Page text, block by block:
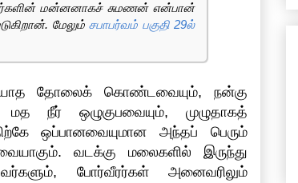
மன்னனாகச் சுமணன் என்பான்
மேலும்சபாபர்வம் பகுதி 29ல்
தோலைக் கொண்டவையும், நன்கு
மத நீர் ஒழுகுபவையும், முழுதாகத்
ஒப்பானவையுமான அந்தப் பெரும்
வடக்கு மலைகளில் இருந்து
போர்வீரர்கள் அனைவரிலும்